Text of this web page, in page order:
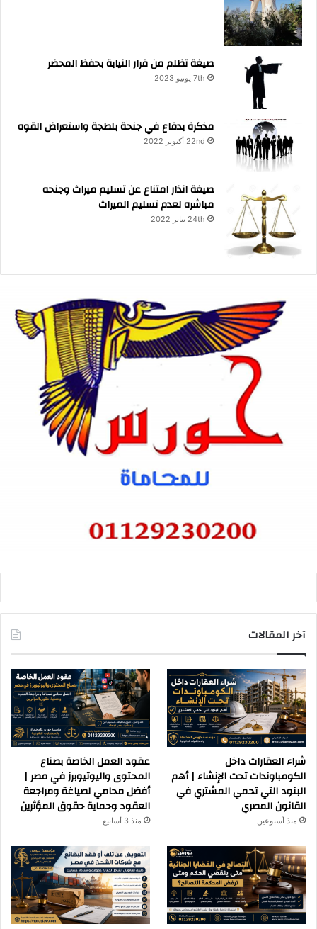
صيغة تظلم من قرار النيابة بحفظ المحضر
7th يونيو 2023
مذكرة بدفاع في جنحة بلطجة واستعراض القوه
22nd أكتوبر 2022
صيغة انذار امتناع عن تسليم ميراث وجنحه
مباشره لعدم تسليم الميراث
24th يناير 2022
آخر المقالات
شراء العقارات داخل
الكومباوندات تحت الإنشاء | أهم
البنود التي تحمي المشتري في
القانون المصري
منذ أسبوعين
عقود العمل الخاصة بصناع
المحتوى واليوتيوبرز في مصر |
أفضل محامي لصياغة ومراجعة
العقود وحماية حقوق المؤثرين
منذ 3 أسابيع